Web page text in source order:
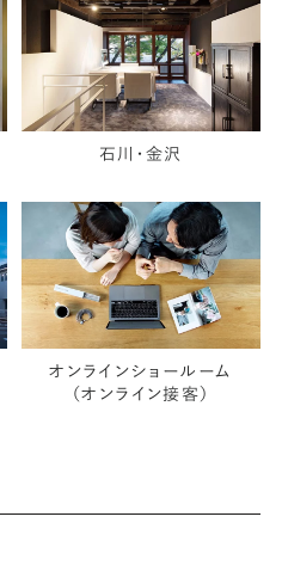
石川・金沢
オンラインショールーム
（オンライン接客）